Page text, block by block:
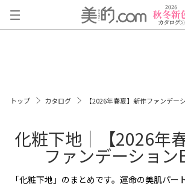
トップ カタログ 【2026年春夏】新作ファンデー
化粧下地｜【2026年
ファンデーション
「化粧下地」のまとめです。運命の美肌パ